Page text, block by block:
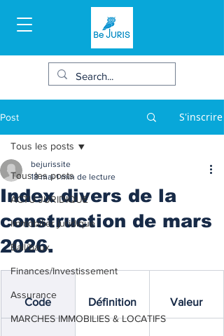
Post S'inscrire
Tous les posts
ACTU JURIDIQUE
Immobilier juridique
Bail/baux
Finances/Investissement
Assurance
MARCHES IMMOBILIES & LOCATIFS
Tous les posts
Index divers de la
construction de mars
2026.
bejurissite
18 mai 1 min de lecture
Code Définition Valeur